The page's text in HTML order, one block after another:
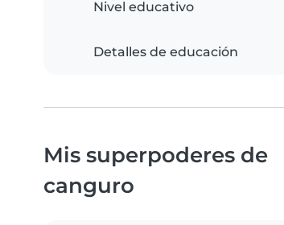
Nivel educativo
Detalles de educación
Mis superpoderes de
canguro